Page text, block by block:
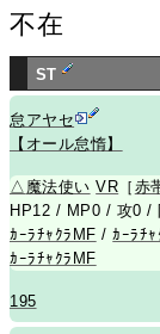
不在
ST
怠アヤセ
【オール怠惰】
△ 魔法使い VR ［ 赤
HP12 / MP0 / 攻0
ｶｰﾗﾁｬｸﾗMF /ｶｰﾗﾁ
ｶｰﾗﾁｬｸﾗMF
195